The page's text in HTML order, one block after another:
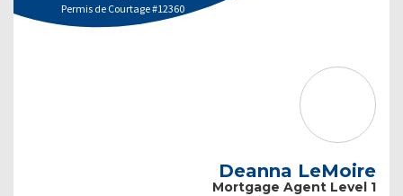
Permis de Courtage #12360
Deanna LeMoire
Mortgage Agent Level 1